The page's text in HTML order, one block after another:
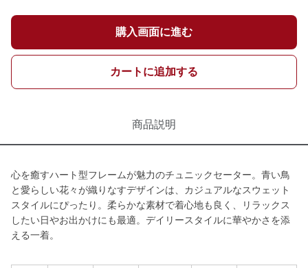
購入画面に進む
カートに追加する
商品説明
心を癒すハート型フレームが魅力のチュニックセーター。青い鳥
と愛らしい花々が織りなすデザインは、カジュアルなスウェット
スタイルにぴったり。柔らかな素材で着心地も良く、リラックス
したい日やお出かけにも最適。デイリースタイルに華やかさを添
える一着。